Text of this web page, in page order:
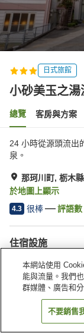
日式旅館
小砂美玉之湯
總覽 客房與方案
24 小時從源頭流出
泉。
那珂川町, 栃木
於地圖上顯示
4.3 很棒 評語數
住宿設施
停車場
自動販賣機
本網站使用
能與流量。我們
群媒體、廣告和
不要銷售